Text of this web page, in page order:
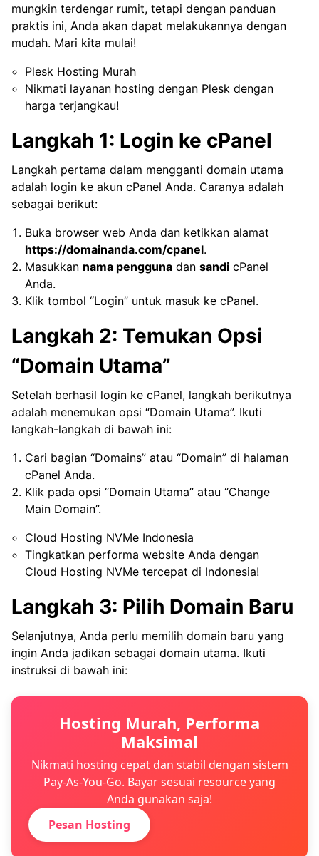
mungkin terdengar rumit, tetapi dengan panduan
praktis ini, Anda akan dapat melakukannya dengan
mudah. Mari kita mulai!
Plesk Hosting Murah
Nikmati layanan hosting dengan Plesk dengan
harga terjangkau!
Langkah 1: Login ke cPanel
Langkah pertama dalam mengganti domain utama
adalah login ke akun cPanel Anda. Caranya adalah
sebagai berikut:
Buka browser web Anda dan ketikkan alamat
https://domainanda.com/cpanel.
Masukkan nama pengguna dansandi cPanel
Anda.
Klik tombol “Login” untuk masuk ke cPanel.
Langkah 2: Temukan Opsi
“Domain Utama”
Setelah berhasil login ke cPanel, langkah berikutnya
adalah menemukan opsi “Domain Utama”. Ikuti
langkah-langkah di bawah ini:
Cari bagian “Domains” atau “Domain” di halaman
cPanel Anda.
Klik pada opsi “Domain Utama” atau “Change
Main Domain”.
Cloud Hosting NVMe Indonesia
Tingkatkan performa website Anda dengan
Cloud Hosting NVMe tercepat di Indonesia!
Langkah 3: Pilih Domain Baru
Selanjutnya, Anda perlu memilih domain baru yang
ingin Anda jadikan sebagai domain utama. Ikuti
instruksi di bawah ini:
Hosting Murah, Performa
Maksimal
Nikmati hosting cepat dan stabil dengan sistem
Pay-As-You-Go. Bayar sesuai resource yang
Anda gunakan saja!
Pesan Hosting